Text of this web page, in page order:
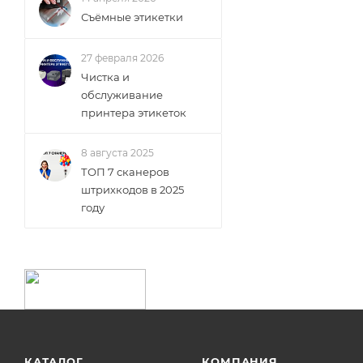
Съёмные этикетки
27 февраля 2026
Чистка и
обслуживание
принтера этикеток
8 августа 2025
ТОП 7 сканеров
штрихкодов в 2025
году